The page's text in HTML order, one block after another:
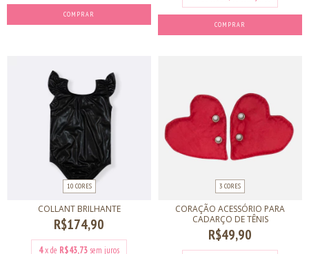
COMPRAR
10 CORES
COLLANT BRILHANTE
R$174,90
4x de R$43,73 sem juros
3 CORES
CORAÇÃO ACESSÓRIO PARA
CADARÇO DE TÊNIS
R$49,90